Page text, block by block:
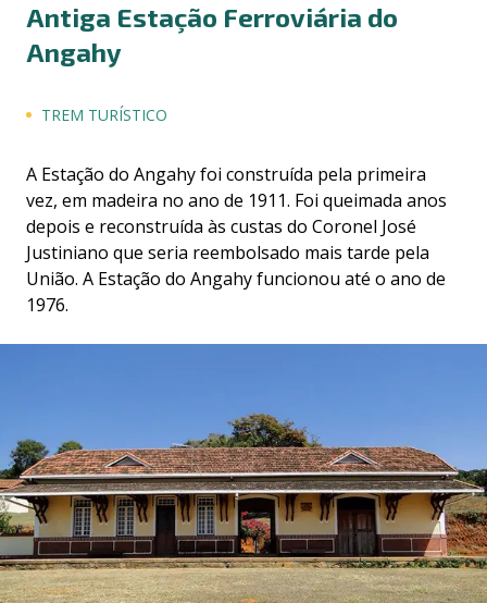
Antiga Estação Ferroviária do
Angahy
TREM TURÍSTICO
A Estação do Angahy foi construída pela primeira
vez, em madeira no ano de 1911. Foi queimada anos
depois e reconstruída às custas do Coronel José
Justiniano que seria reembolsado mais tarde pela
União. A Estação do Angahy funcionou até o ano de
1976.